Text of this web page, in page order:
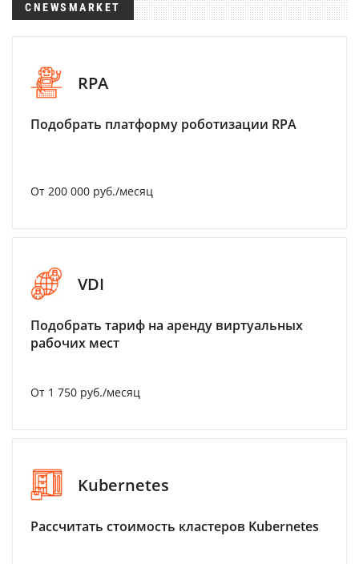
CNEWSMARKET
RPA
Подобрать платформу роботизации RPA
От 200 000 руб./месяц
VDI
Подобрать тариф на аренду виртуальных
рабочих мест
От 1 750 руб./месяц
Kubernetes
Рассчитать стоимость кластеров Kubernetes